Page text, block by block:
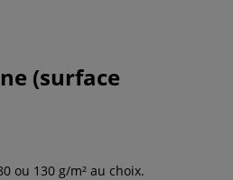
(surface
ou 130 g/m² au choix.